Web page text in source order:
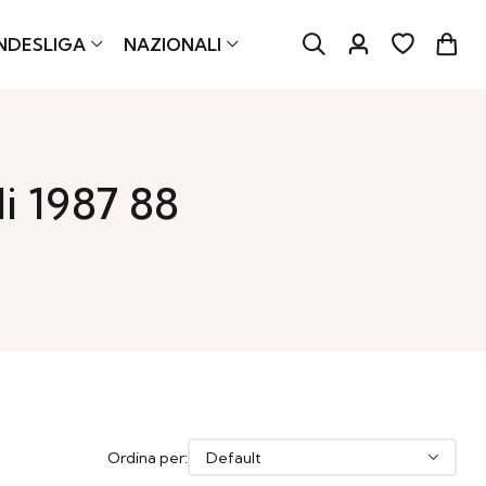
NAZIONALI
1987 88
Ordina per: